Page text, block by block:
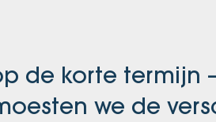
de korte termijn
we de